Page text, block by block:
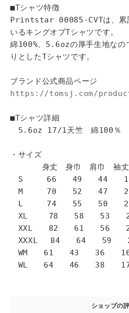
■Tシャツ特徴
Printstar 00085-CVTは、累
いるキングオブTシャツです。
綿100%、5.6ozの厚手生地なの
りとしたTシャツです。
ブランド公式商品ページ
https://tomsj.com/
■Tシャツ詳細
5.6oz 17/1天竺 綿100％
・サイズ
身丈 身巾 肩巾 袖丈
S 66 49 44
M 70 52 47
L 74 55 50
XL 78 58 53
XXL 82 61 56
XXXL 84 64 59
WM 61 43 36
WL 64 46 38
ショップの